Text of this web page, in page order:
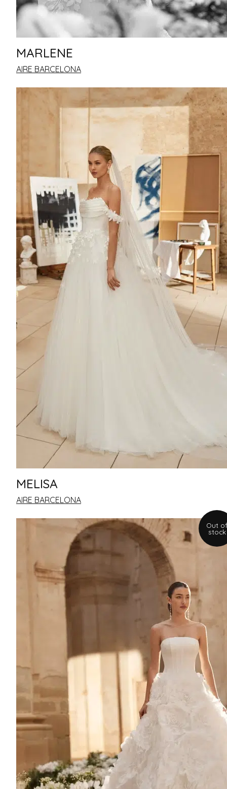
MARLENE
AIRE BARCELONA
MELISA
AIRE BARCELONA
Out of
stock